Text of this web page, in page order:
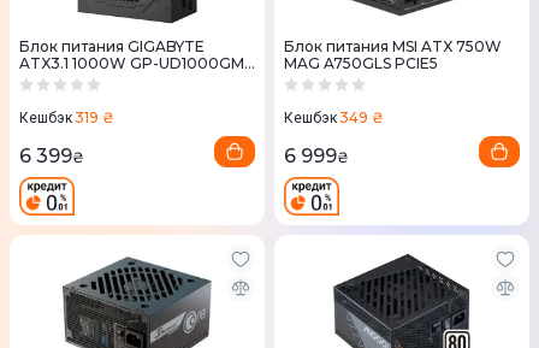
Блок питания GIGABYTE
ATX3.1 1000W GP-UD1000GM
PG5 V2
Кешбэк319 ₴
6 399₴
Блок питания MSI ATX 750W
MAG A750GLS PCIE5
Кешбэк349 ₴
6 999₴